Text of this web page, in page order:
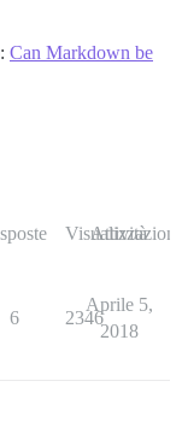
Can Markdown be
Visualizzazioni
Attività
6 2346
Aprile 5,
2018